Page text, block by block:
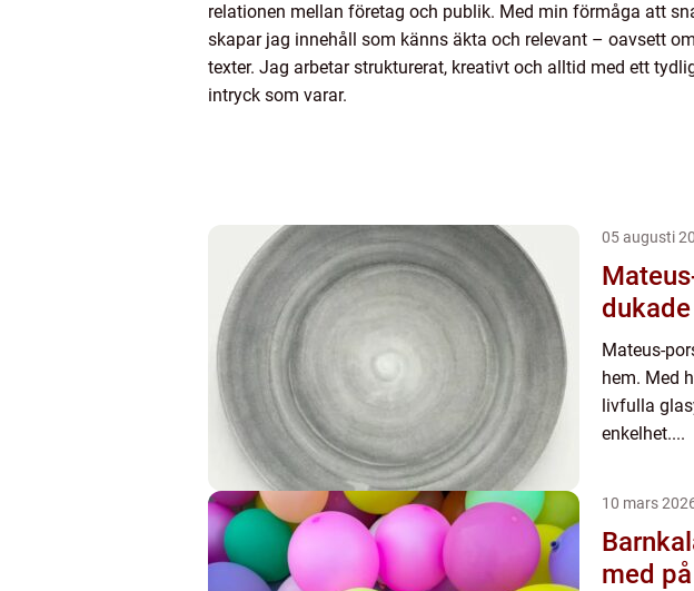
relationen mellan företag och publik. Med min förmåga att
skapar jag innehåll som känns äkta och relevant – oavsett
texter. Jag arbetar strukturerat, kreativt och alltid med ett
intryck som varar.
05 augusti
Mateus-
hem. Med
livfulla
enkelhet....
10 mars
med